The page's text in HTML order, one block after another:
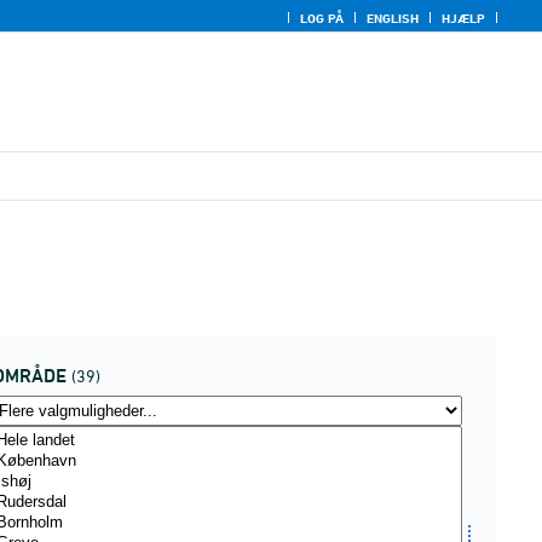
LOG PÅ ENGLISH HJÆLP
(39)